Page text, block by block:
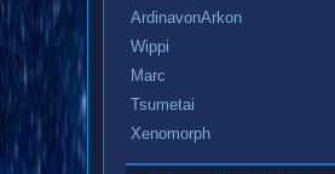
ArdinavonArkon
Wippi
Marc
Tsumetai
Xenomorph